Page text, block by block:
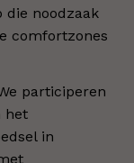
die noodzaak
comfortzones
participeren
het
in